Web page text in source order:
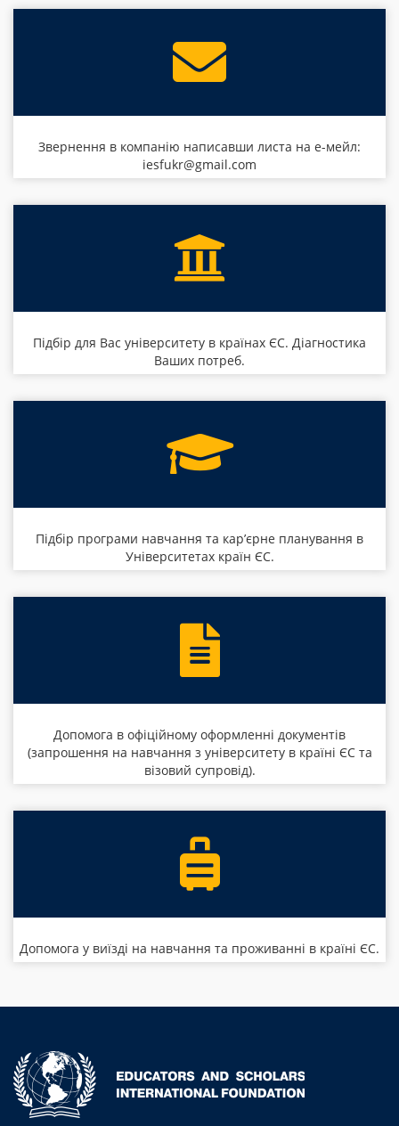
Звернення в компанію написавши листа на е-мейл:
iesfukr@gmail.com
Підбір для Вас університету в країнах ЄС. Діагностика
Ваших потреб.
Підбір програми навчання та кар’єрне планування в
Університетах країн ЄС.
Допомога в офіційному оформленні документів
(запрошення на навчання з університету в країні ЄС та
візовий супровід).
Допомога у виїзді на навчання та проживанні в країні ЄС.